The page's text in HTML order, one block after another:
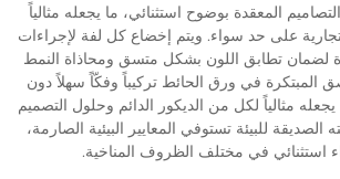
المعقدة بوضوح استثنائي، ما يجعله مثالياً
على حد سواء. ويتم إخضاع كل لفة لإجراءات
لضمان تطابق اللون بشكل متسق ومحاذاة النمط
المبتكرة في ورق الحائط تركيباً وفكّاً سهلاً دون
يجعله مثالياً لكل من الديكور الدائم وحلول التصميم
الصديقة للبيئة تستوفي المعايير البيئية الصارمة،
استثنائي في مختلف الظروف المناخية.